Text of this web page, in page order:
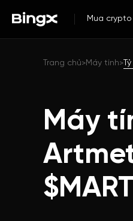
Mua crypto
Trang chủ>Máy tính>
Máy